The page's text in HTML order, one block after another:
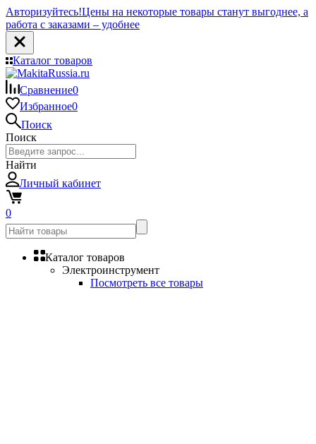
Авторизуйтесь!Цены на некоторые товары станут выгоднее, а
работа с заказами – удобнее
Каталог товаров
Сравнение0
Избранное0
Поиск
Поиск
Найти
Личный кабинет
0
Каталог товаров
Электроинструмент
Посмотреть все товары